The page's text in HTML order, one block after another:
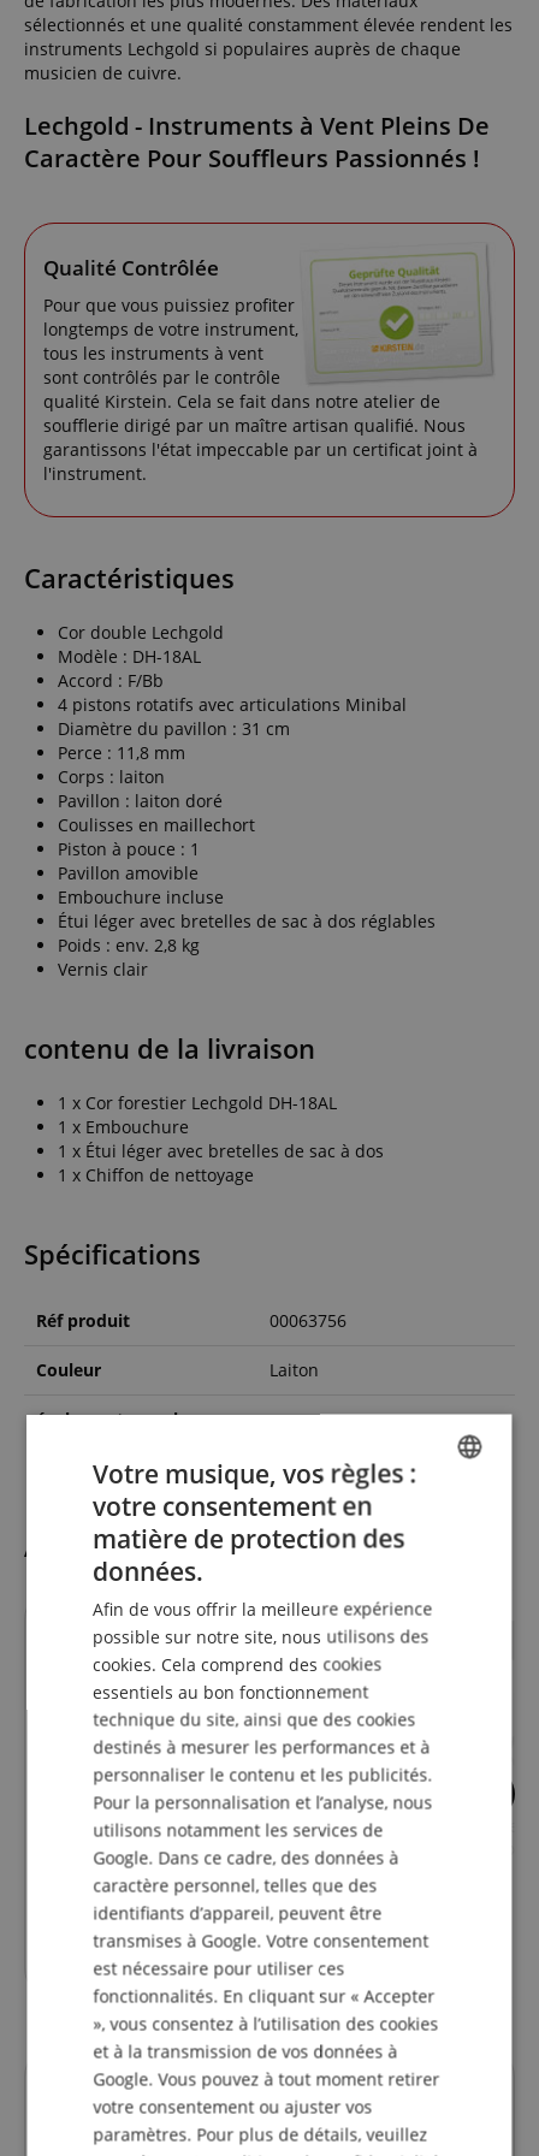
sélectionnés et une qualité constamment élevée rendent les
instruments Lechgold si populaires auprès de chaque
musicien de cuivre.
Lechgold - Instruments à Vent Pleins De
Caractère Pour Souffleurs Passionnés !
Qualité Contrôlée
Pour que vous puissiez profiter
longtemps de votre instrument,
tous les instruments à vent
sont contrôlés par le contrôle
qualité Kirstein. Cela se fait dans notre atelier de
soufflerie dirigé par un maître artisan qualifié. Nous
garantissons l'état impeccable par un certificat joint à
l'instrument.
Caractéristiques
Cor double Lechgold
Modèle : DH-18AL
Accord : F/Bb
4 pistons rotatifs avec articulations Minibal
Diamètre du pavillon : 31 cm
Perce : 11,8 mm
Corps : laiton
Pavillon : laiton doré
Coulisses en maillechort
Piston à pouce : 1
Pavillon amovible
Embouchure incluse
Étui léger avec bretelles de sac à dos réglables
Poids : env. 2,8 kg
Vernis clair
contenu de la livraison
1 x Cor forestier Lechgold DH-18AL
1 x Embouchure
1 x Étui léger avec bretelles de sac à dos
1 x Chiffon de nettoyage
Spécifications
Réf produit 00063756
Couleur Laiton
également pour les
Accessoires
9
La Tromba T1 Huile Pour
Pistons Au Silicone 65 ml
**PPC8,35€
5,90€
11
Cantabile Deluxe
l'évaluation des clients
FRENCH
SPANISH
Votre musique, vos règles :
votre consentement en
matière de protection des
données.
Afin de vous offrir la meilleure expérience
possible sur notre site, nous utilisons des
cookies. Cela comprend des cookies
essentiels au bon fonctionnement
technique du site, ainsi que des cookies
destinés à mesurer les performances et à
personnaliser le contenu et les publicités.
Pour la personnalisation et l’analyse, nous
utilisons notamment les services de
Google. Dans ce cadre, des données à
caractère personnel, telles que des
identifiants d’appareil, peuvent être
transmises à Google. Votre consentement
est nécessaire pour utiliser ces
fonctionnalités. En cliquant sur « Accepter
», vous consentez à l’utilisation des cookies
et à la transmission de vos données à
Google. Vous pouvez à tout moment retirer
votre consentement ou ajuster vos
paramètres. Pour plus de détails, veuillez